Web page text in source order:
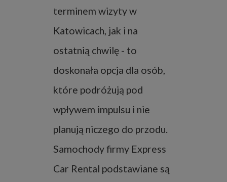
terminem wizyty w
Katowicach, jak i na
ostatnią chwilę - to
doskonała opcja dla osób,
które podróżują pod
wpływem impulsu i nie
planują niczego do przodu.
Samochody firmy Express
Car Rental podstawiane są